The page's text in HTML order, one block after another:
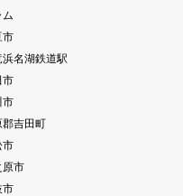
ム
市
浜名湖鉄道駅
市
市
郡吉田町
市
原市
市